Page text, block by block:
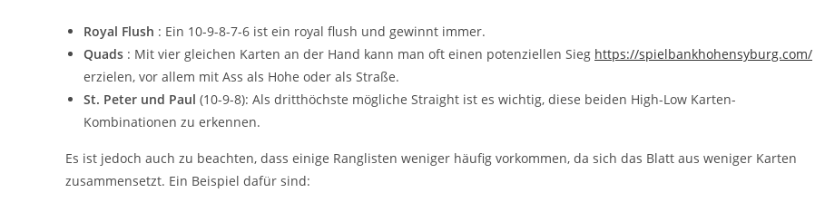
Royal Flush : Ein 10-9-8-7-6 ist ein royal flush und gewinnt immer.
Quads : Mit vier gleichen Karten an der Hand kann man oft einen potenziellen Sieg https://spielbankhohensyburg.com/
erzielen, vor allem mit Ass als Hohe oder als Straße.
St. Peter und Paul (10-9-8): Als dritthöchste mögliche Straight ist es wichtig, diese beiden High-Low Karten-
Kombinationen zu erkennen.
Es ist jedoch auch zu beachten, dass einige Ranglisten weniger häufig vorkommen, da sich das Blatt aus weniger Karten
zusammensetzt. Ein Beispiel dafür sind: